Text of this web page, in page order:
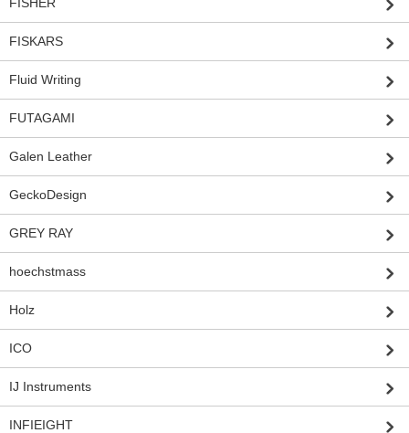
FISKARS
Fluid Writing
FUTAGAMI
Galen Leather
GeckoDesign
GREY RAY
hoechstmass
Holz
ICO
IJ Instruments
INFIEIGHT